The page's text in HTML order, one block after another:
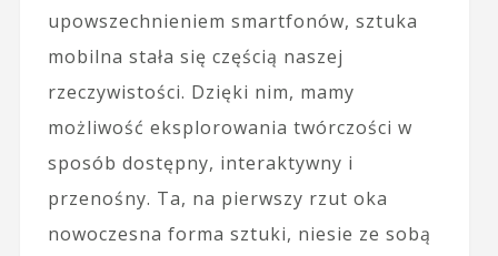
upowszechnieniem smartfonów, sztuka
mobilna stała się częścią naszej
rzeczywistości. Dzięki nim, mamy
możliwość eksplorowania twórczości w
sposób dostępny, interaktywny i
przenośny. Ta, na pierwszy rzut oka
nowoczesna forma sztuki, niesie ze sobą